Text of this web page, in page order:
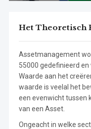
Het Theoretisch
Assetmanagement
55000 gedefinieerd
Waarde aan het
waarde is veelal het
een evenwicht tussen
van een Asset.
Ongeacht in welke